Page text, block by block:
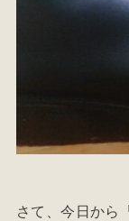
さて、今日から